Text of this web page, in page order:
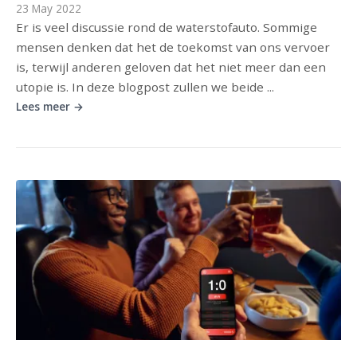
23 May 2022
Er is veel discussie rond de waterstofauto. Sommige
mensen denken dat het de toekomst van ons vervoer
is, terwijl anderen geloven dat het niet meer dan een
utopie is. In deze blogpost zullen we beide ...
Lees meer →